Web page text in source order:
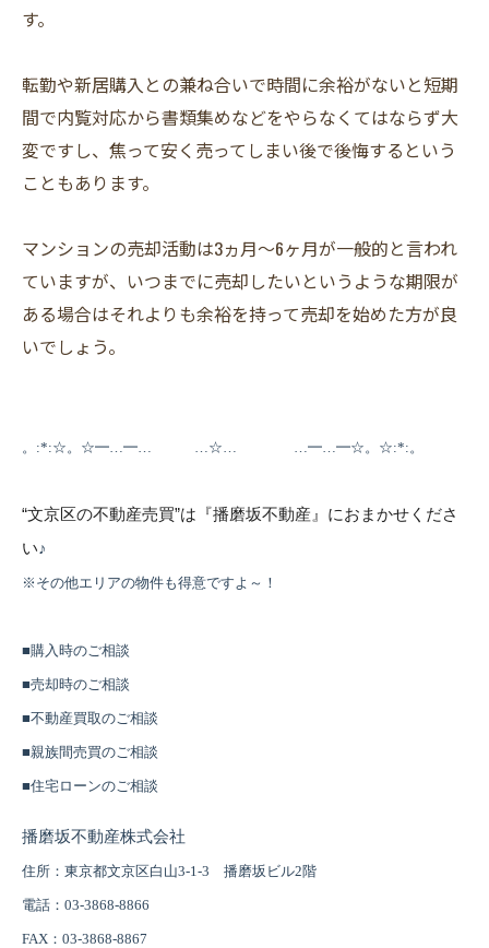
す。
転勤や新居購入との兼ね合いで時間に余裕がないと短期
間で内覧対応から書類集めなどをやらなくてはならず大
変ですし、焦って安く売ってしまい後で後悔するという
こともあります。
マンションの売却活動は3ヵ月～6ヶ月が一般的と言われ
ていますが、いつまでに売却したいというような期限が
ある場合はそれよりも余裕を持って売却を始めた方が良
いでしょう。
。:*:☆。☆━…━… …☆… …━…━☆。☆:*:。
“文京区の不動産売買”は『播磨坂不動産』におまかせくださ
い♪
※その他エリアの物件も得意ですよ～！
■購入時のご相談
■売却時のご相談
■不動産買取のご相談
■親族間売買のご相談
■住宅ローンのご相談
播磨坂不動産株式会社
住所：東京都文京区白山3-1-3 播磨坂ビル2階
電話：03-3868-8866
FAX ：03-3868-8867